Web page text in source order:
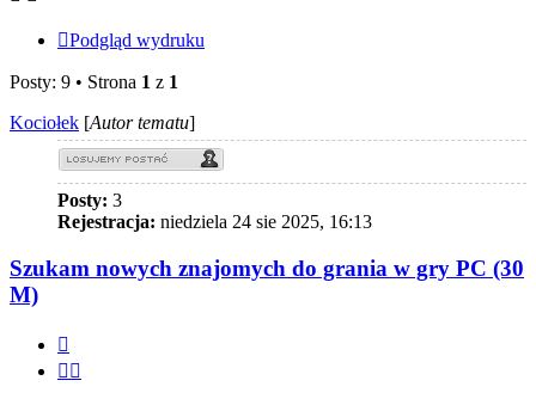
Podgląd wydruku
Posty: 9 • Strona 1 z 1
Kociołek [Autor tematu]
Posty: 3
Rejestracja: niedziela 24 sie 2025, 16:13
Szukam nowych znajomych do grania w gry PC (30
M)